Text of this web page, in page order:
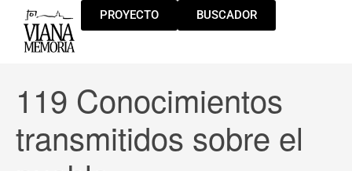
PROYECTO BUSCADOR
119 Conocimientos
transmitidos sobre el